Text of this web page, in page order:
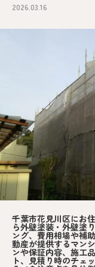
2026.03.16
千葉市花見川区にお
ら外壁塗装・外壁塗
ング、費用相場や補
動産が提供するマン
ンや保証内容、施工
ト、見積り時のチェ